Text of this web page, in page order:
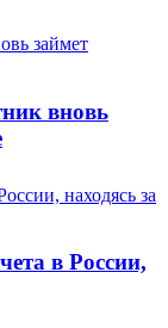
вновь
в России,